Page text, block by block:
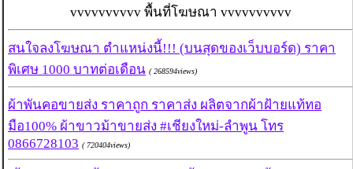
vvvvvvvvvv พื้นที่โฆษณา vvvvvvvvvv
สนใจลงโฆษณา ตำแหน่งนี้!!! (บนสุดของเว็บบอร์ด) ราคา
พิเศษ 1000 บาทต่อเดือน ( 268594views)
ผ้าพันคอขายส่ง ราคาถูก ราคาส่ง ผลิตจากผ้าฝ้ายแท้ทอ
มือ100% ผ้าขาวม้าขายส่ง #เชียงใหม่-ลำพูน โทร
0866728103 ( 720404views)